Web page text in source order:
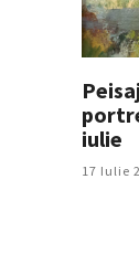
iulie
17 Iulie